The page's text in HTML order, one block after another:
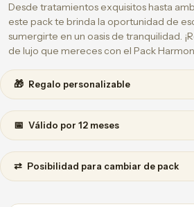
Desde tratamientos exquisitos hasta
este pack te brinda la oportunidad de
sumergirte en un oasis de tranquilidad.
de lujo que mereces con el Pack
🎁 Regalo personalizable
📅 Válido por 12 meses
⇄ Posibilidad para cambiar de pack